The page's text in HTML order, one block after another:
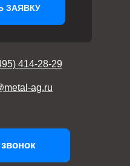
ЗАЯВКУ
414-28-29
ag.ru